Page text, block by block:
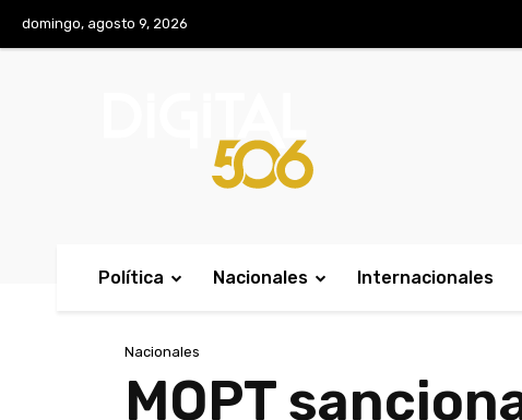
domingo, agosto 9, 2026
Política Nacionales Internacionales
Nacionales
MOPT